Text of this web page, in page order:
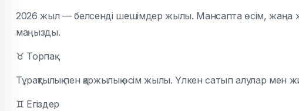
2026 жыл — белсенді шешімдер жылы. Мансапта өсім, жаңа
маңызды.
♉ Торпақ
Тұрақтылық пен қаржылық өсім жылы. Үлкен сатып алулар мен
♊ Егіздер